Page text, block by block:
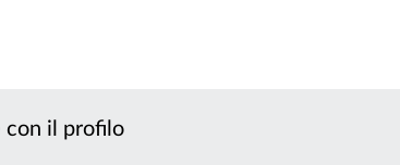
con il profilo
documento contenente le informazioni chiave per gli investitori
Caratteristiche